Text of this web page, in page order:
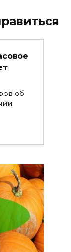
об